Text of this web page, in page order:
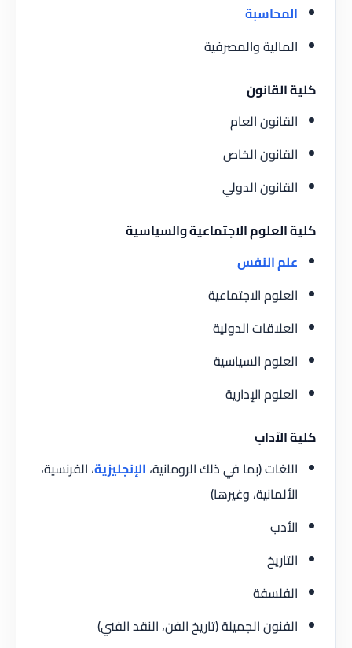
المحاسبة
المالية والمصرفية
كلية القانون
القانون العام
القانون الخاص
القانون الدولي
كلية العلوم الاجتماعية والسياسية
علم النفس
العلوم الاجتماعية
العلاقات الدولية
العلوم السياسية
العلوم الإدارية
كلية الآداب
اللغات (بما في ذلك الرومانية،الإنجليزية، الفرنسية،
الألمانية، وغيرها)
الأدب
التاريخ
الفلسفة
الفنون الجميلة (تاريخ الفن، النقد الفني)